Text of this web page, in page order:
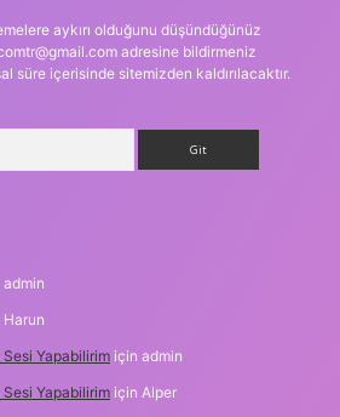
aykırı olduğunu düşündüğünüz
adresine bildirmeniz
süre içerisinde sitemizden kaldırılacaktır.
admin
Harun
Yapabilirim için admin
Yapabilirim için Alper